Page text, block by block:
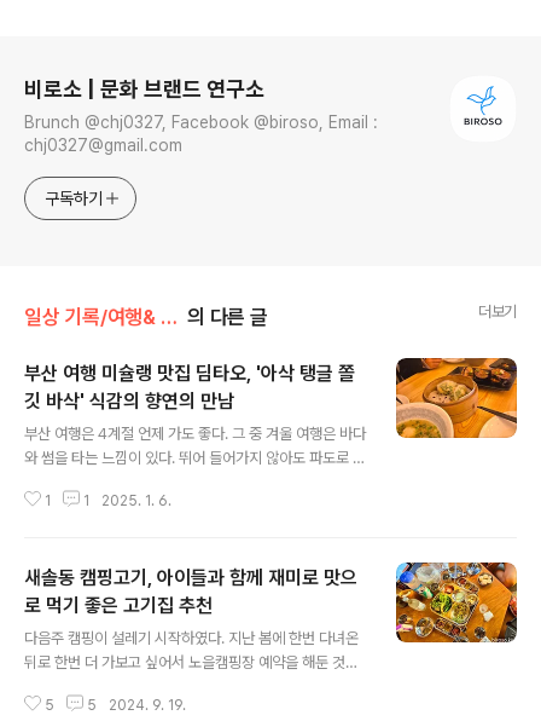
비로소 | 문화 브랜드 연구소
Brunch @chj0327, Facebook @biroso, Email :
chj0327@gmail.com
구독하기
일상 기록/여행& 맛집 의 다른 글 더보기
부산 여행 미슐랭 맛집 딤타오, '아삭 탱글 쫄
깃 바삭' 식감의 향연의 만남
부산 여행은 4계절 언제 가도 좋다. 그 중 겨울 여행은 바다
와 썸을 타는 느낌이 있다. 뛰어 들어가지 않아도 파도로 교
은 느낌을 준다. 오랜만에 아이와 함께 여행으로 부산을 찾
거닐었다. 모처럼 여행이니 지역 맛집은 한 집은 가주는 것
이 인지상정이다. 검색해보니 '딤타오'가 추천이 많아서 무
작정 향했다. 지난 경주에서도 매콤한 칼국수집을 찾았었
는데 이번에도 완탕과 완탕면을 먹으러 가는 것을 보면 약
약간 사이드 쪽에 위치하고 있는 딤타오는 중심 거리로 올
1 1 2025. 1. 6.
새솔동 캠핑고기, 아이들과 함께 재미로 맛으
로 먹기 좋은 고기집 추천
다음주 캠핑이 설레기 시작하였다. 지난 봄에 한번 다녀온
뒤로 한번 더 가보고 싶어서 노을캠핑장 예약을 해둔 것이
곳을 예약해서 새로운 경험을 할 생각이다. 아무래도 처음
5 5 2024. 9. 19.